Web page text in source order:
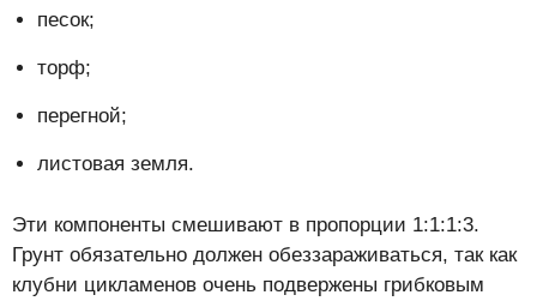
песок;
торф;
перегной;
листовая земля.
Эти компоненты смешивают в пропорции 1:1:1:3.
Грунт обязательно должен обеззараживаться, так как
клубни цикламенов очень подвержены грибковым